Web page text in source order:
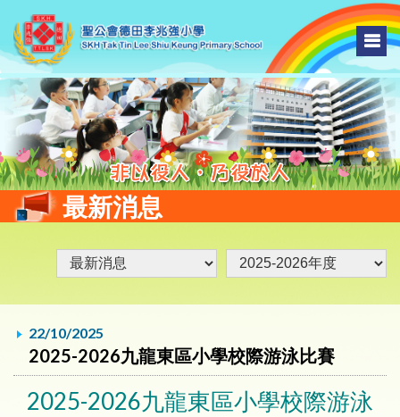
最新消息
22/10/2025
2025-2026九龍東區小學校際游泳比賽
2025-2026九龍東區小學校際游泳